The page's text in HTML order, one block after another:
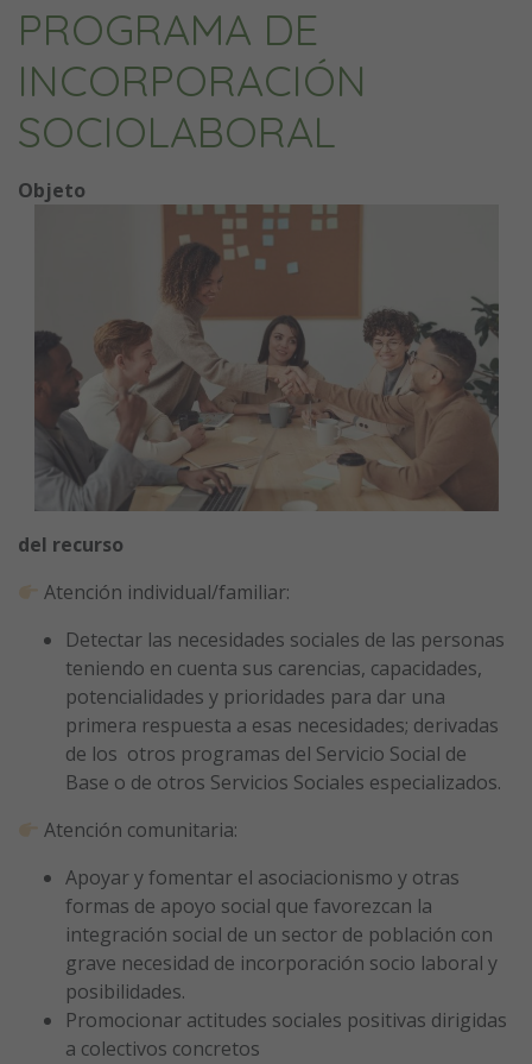
PROGRAMA DE
INCORPORACIÓN
SOCIOLABORAL
Objeto
del recurso
Atención individual/familiar:
Detectar las necesidades sociales de las personas
teniendo en cuenta sus carencias, capacidades,
potencialidades y prioridades para dar una
primera respuesta a esas necesidades; derivadas
de los otros programas del Servicio Social de
Base o de otros Servicios Sociales especializados.
Atención comunitaria:
Apoyar y fomentar el asociacionismo y otras
formas de apoyo social que favorezcan la
integración social de un sector de población con
grave necesidad de incorporación socio laboral y
posibilidades.
Promocionar actitudes sociales positivas dirigidas
a colectivos concretos